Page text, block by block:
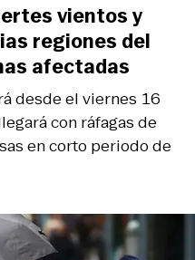
desde el viernes 16
con ráfagas de
en corto periodo de
vientos y
regiones del
afectadas